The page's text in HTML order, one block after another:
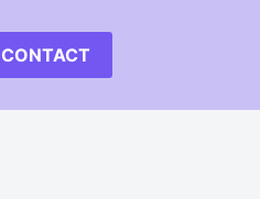
CONTACT